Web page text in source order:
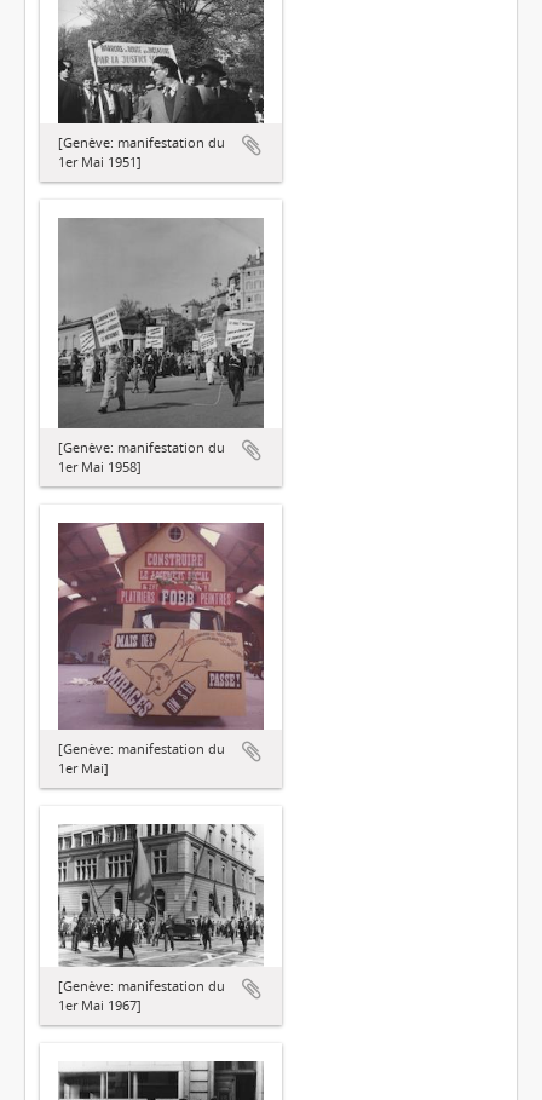
[Genève: manifestation du
1er Mai 1951]
[Genève: manifestation du
1er Mai 1958]
[Genève: manifestation du
1er Mai]
[Genève: manifestation du
1er Mai 1967]